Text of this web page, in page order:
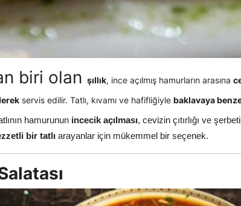
biri olan şıllık, ince açılmış hamurların arasına
servis edilir. Tatlı, kıvamı ve hafifliğiyle baklavaya
hamurunun incecik açılması, cevizin çıtırlığı ve
bir tatlı arayanlar için mükemmel bir seçenek.